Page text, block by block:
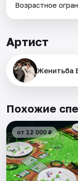
Возрастное
Артист
Женитьба
Похожие
от 12 000 ₽